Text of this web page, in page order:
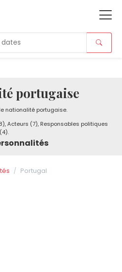
Morts
portugaise
nationalité portugaise.
Acteurs (7), Responsables politiques
Portugal